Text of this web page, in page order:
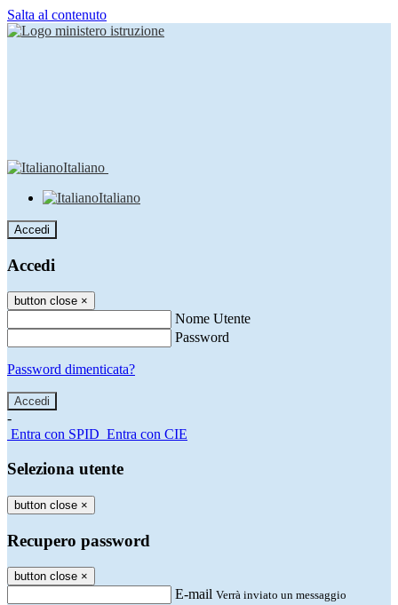
Salta al contenuto
Italiano
Italiano
Accedi
Accedi
button close ×
Nome Utente
Password
Password dimenticata?
-
Entra con SPID Entra con CIE
Seleziona utente
button close ×
Recupero password
button close ×
E-mail Verrà inviato un messaggio